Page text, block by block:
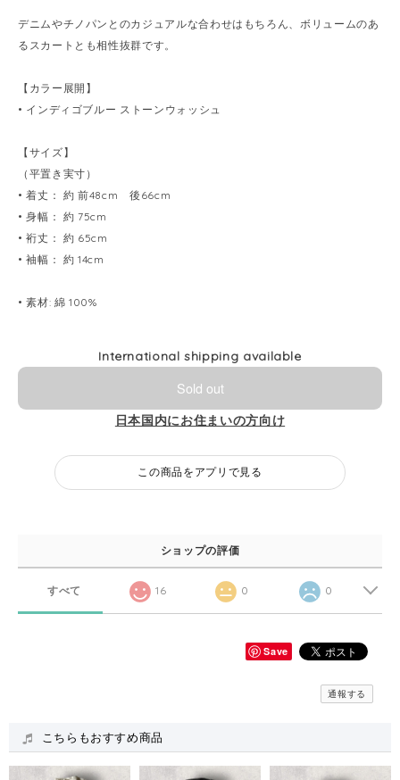
デニムやチノパンとのカジュアルな合わせはもちろん、ボリュームのあ
るスカートとも相性抜群です。
【カラー展開】
• インディゴブルー ストーンウォッシュ
【サイズ】
（平置き実寸）
• 着丈： 約 前48cm 後66cm
• 身幅： 約 75cm
• 裄丈： 約 65cm
• 袖幅： 約 14cm
• 素材: 綿 100%
International shipping available
Sold out
日本国内にお住まいの方向け
この商品をアプリで見る
ショップの評価
すべて 16 0 0
Save
通報する
こちらもおすすめ商品